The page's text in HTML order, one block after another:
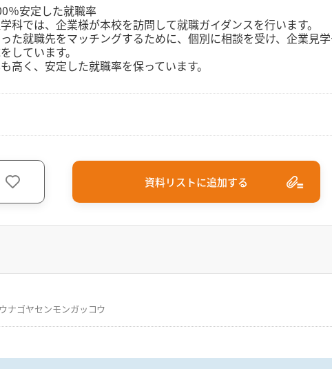
％安定した就職率
科では、企業様が本校を訪問して就職ガイダンスを行います。
た就職先をマッチングするために、個別に相談を受け、企業見
しています。
高く、安定した就職率を保っています。
資料リストに追加する
ナゴヤセンモンガッコウ